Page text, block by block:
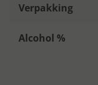
Verpakking
Alcohol %